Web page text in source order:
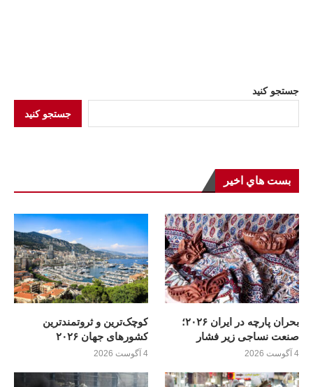
جستجو کنید
جستجو کنید
بست هاي اخير
بحران پارچه در ایران ۲۰۲۶؛
صنعت نساجی زیر فشار
4 آگوست 2026
کوچک‌ترین و ثروتمندترین
کشورهای جهان ۲۰۲۶
4 آگوست 2026